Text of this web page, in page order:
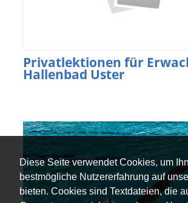
Diese Seite verwendet Cookies, um
bestmögliche Nutzererfahrung auf
bieten. Cookies sind Textdateien, die
Privatlektionen für
Hallenbad Uster